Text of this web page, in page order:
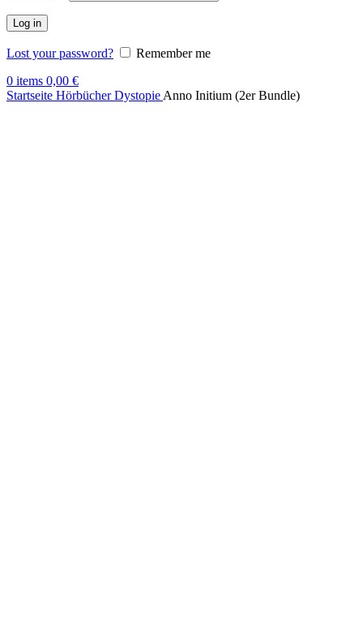
Log in
Lost your password?
Remember me
0 items 0,00 €
Startseite HörbücherDystopie Anno Initium (2er Bundle)